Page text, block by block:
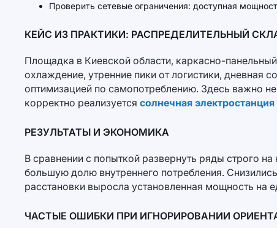
Проверить сетевые ограничения: доступная
КЕЙС ИЗ ПРАКТИКИ: РАСПРЕДЕЛИТЕЛЬНЫЙ
Площадка в Киевской области, каркасно-
охлаждение, утренние пики от логистики, дневная
оптимизацией по самопотреблению. Здесь важно
корректно реализуется солнечная
РЕЗУЛЬТАТЫ И ЭКОНОМИКА
В сравнении с попыткой развернуть ряды строго
большую долю внутреннего потребления.
расстановки выросла установленная мощность
ЧАСТЫЕ ОШИБКИ ПРИ ИГНОРИРОВАНИИ